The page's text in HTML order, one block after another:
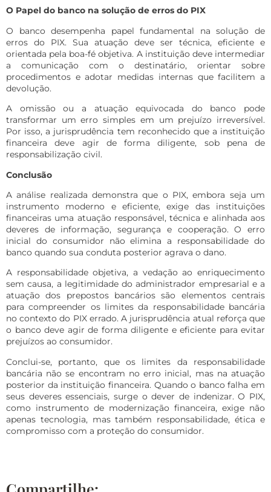
O Papel do banco na solução de erros do PIX
O banco desempenha papel fundamental na solução de
erros do PIX. Sua atuação deve ser técnica, eficiente e
orientada pela boa-fé objetiva. A instituição deve intermediar
a comunicação com o destinatário, orientar sobre
procedimentos e adotar medidas internas que facilitem a
devolução.
A omissão ou a atuação equivocada do banco pode
transformar um erro simples em um prejuízo irreversível.
Por isso, a jurisprudência tem reconhecido que a instituição
financeira deve agir de forma diligente, sob pena de
responsabilização civil.
Conclusão
A análise realizada demonstra que o PIX, embora seja um
instrumento moderno e eficiente, exige das instituições
financeiras uma atuação responsável, técnica e alinhada aos
deveres de informação, segurança e cooperação. O erro
inicial do consumidor não elimina a responsabilidade do
banco quando sua conduta posterior agrava o dano.
A responsabilidade objetiva, a vedação ao enriquecimento
sem causa, a legitimidade do administrador empresarial e a
atuação dos prepostos bancários são elementos centrais
para compreender os limites da responsabilidade bancária
no contexto do PIX errado. A jurisprudência atual reforça que
o banco deve agir de forma diligente e eficiente para evitar
prejuízos ao consumidor.
Conclui-se, portanto, que os limites da responsabilidade
bancária não se encontram no erro inicial, mas na atuação
posterior da instituição financeira. Quando o banco falha em
seus deveres essenciais, surge o dever de indenizar. O PIX,
como instrumento de modernização financeira, exige não
apenas tecnologia, mas também responsabilidade, ética e
compromisso com a proteção do consumidor.